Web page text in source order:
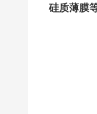
硅质薄膜